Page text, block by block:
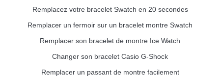
Remplacez votre bracelet Swatch en 20 secondes
Remplacer un fermoir sur un bracelet montre Swatch
Remplacer son bracelet de montre Ice Watch
Changer son bracelet Casio G-Shock
Remplacer un passant de montre facilement